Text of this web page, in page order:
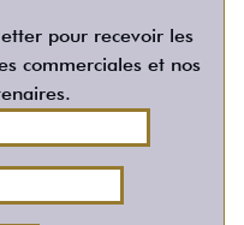
pour recevoir les
commerciales et nos